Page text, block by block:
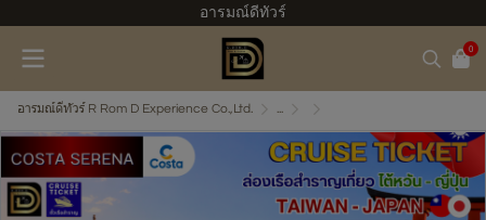
อารมณ์ดีทัวร์
0
อารมณ์ดีทัวร์ R Rom D Experience Co.,Ltd. ... ไต้หวัน-ญี่ปุ่น-จีน-เกาหลี